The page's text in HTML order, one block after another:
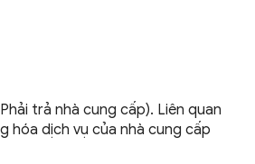
trả nhà cung cấp). Liên quan
hóa dịch vụ của nhà cung cấp